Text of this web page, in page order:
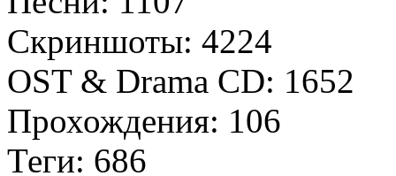
Скриншоты: 4224
OST & Drama CD: 1652
Прохождения: 106
Теги: 686